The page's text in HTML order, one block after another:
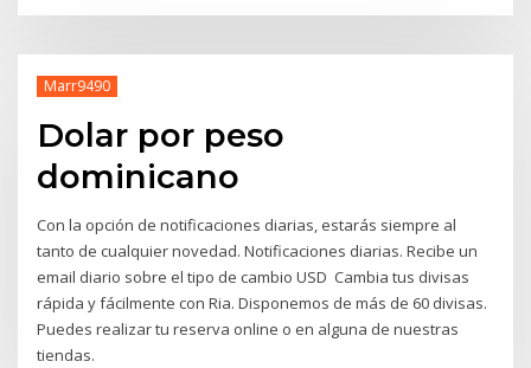
Marr9490
Dolar por peso
dominicano
Con la opción de notificaciones diarias, estarás siempre al
tanto de cualquier novedad. Notificaciones diarias. Recibe un
email diario sobre el tipo de cambio USD Cambia tus divisas
rápida y fácilmente con Ria. Disponemos de más de 60 divisas.
Puedes realizar tu reserva online o en alguna de nuestras
tiendas.